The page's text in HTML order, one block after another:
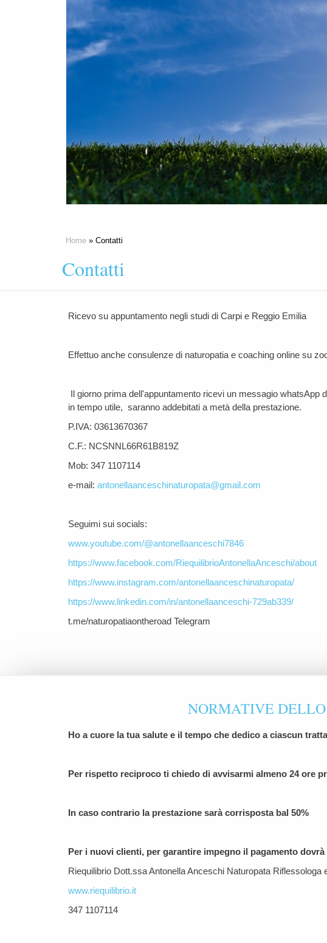
Home » Contatti
Contatti
Ricevo su appuntamento negli studi di Carpi e Reggio Emilia
Effettuo anche consulenze di naturopatia e coaching online su
Il giorno prima dell'appuntamento ricevi un messagio whatsApp
in tempo utile, saranno addebitati a metà della prestazione.
P.IVA: 03613670367
C.F.: NCSNNL66R61B819Z
Mob: 347 1107114
e-mail: antonellaanceschinaturopata@gmail.com
Seguimi sui socials:
www.youtube.com/@antonellaanceschi7846
https://www.facebook.com/RiequilibrioAntonellaAnceschi/about
https://www.instagram.com/antonellaanceschinaturopata/
https://www.linkedin.com/in/antonellaanceschi-729ab339/
t.me/naturopatiaontheroad Telegram
NORMATIVE
Ho a cuore la tua salute e il tempo che dedico a ciascun
Per rispetto reciproco ti chiedo di avvisarmi almeno 24 ore
In caso contrario la prestazione sarà corrisposta bal 50%
Per i nuovi clienti, per garantire impegno il pagamento
Riequilibrio Dott.ssa Antonella Anceschi Naturopata Riflessologa
www.riequilibrio.it
347 1107114